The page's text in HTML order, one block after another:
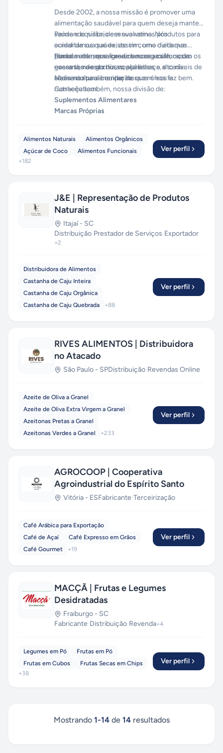
Desde 2002, a nossa missão é promover uma
alimentação saudável para quem deseja manter
saúde e equilíbrio em sua rotina. Nós
acreditamos que existe sim, uma dieta que
possa nutrir sem agredir seu organismo com os
excessos de gorduras, açúcares e alto níveis de
sódio na sua alimentação.
Pensando nisso, desenvolvemos produtos para
cuidar da sua saúde, assim como cuidamos
também da nossa casa, da nossa cultura, da
nossa terra e do nosso planeta.
Planeta este, que fornece nosso café, nosso
guaraná, nossa chia, nossa linhaça, e cada
elemento para compor nossos óleos e
nutracêuticos.
Nossa cultura é cuidar de quem nos faz bem.
Conheça também, nossa divisão de:
Suplementos Alimentares
Marcas Próprias
Alimentos Naturais
Alimentos Orgânicos
Açúcar de Coco
Alimentos Funcionais
+182
Ver perfil
J&E | Representação de Produtos
Naturais
Itajaí- SC
Distribuição·Prestador de Serviços·Exportador
+2
Distribuidora de Alimentos
Castanha de Caju Inteira
Castanha de Caju Orgânica
Castanha de Caju Quebrada
+88
Ver perfil
RIVES ALIMENTOS | Distribuidora
no Atacado
São Paulo - SPDistribuição·Revendas Online
Azeite de Oliva a Granel
Azeite de Oliva Extra Virgem a Granel
Azeitonas Pretas a Granel
Azeitonas Verdes a Granel
+233
Ver perfil
AGROCOOP | Cooperativa
Agroindustrial do Espírito Santo
Vitória - ESFabricante·Terceirização
Café Arábica para Exportação
Café de Açaí
Café Expresso em Grãos
Café Gourmet
+19
Ver perfil
MACÇÃ | Frutas e Legumes
Desidratadas
Fraiburgo - SC
Fabricante·Distribuição·Revenda+4
Legumes em Pó
Frutas em Pó
Frutas em Cubos
Frutas Secas em Chips
+38
Ver perfil
Mostrando 1-14de 14resultados